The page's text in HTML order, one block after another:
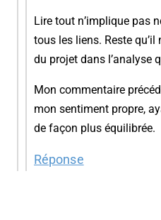
Lire tout n’implique pas
tous les liens. Reste qu’il
du projet dans l’analyse
Mon commentaire
mon sentiment propre,
de façon plus équilibrée.
Réponse